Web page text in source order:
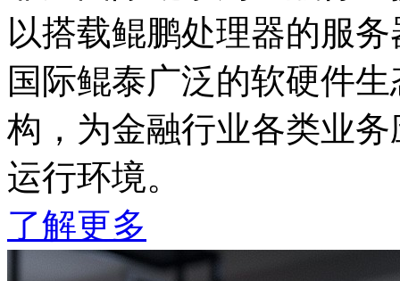
以搭载鲲鹏处理器的服务
国际鲲泰广泛的软硬件
构，为金融行业各类业务
运行环境。
了解更多